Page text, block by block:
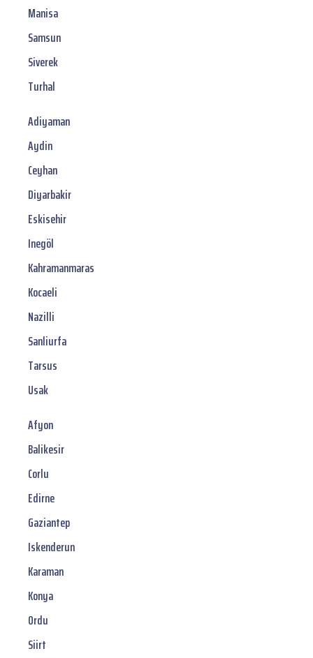
Manisa
Samsun
Siverek
Turhal
Adiyaman
Aydin
Ceyhan
Diyarbakir
Eskisehir
Inegöl
Kahramanmaras
Kocaeli
Nazilli
Sanliurfa
Tarsus
Usak
Afyon
Balikesir
Corlu
Edirne
Gaziantep
Iskenderun
Karaman
Konya
Ordu
Siirt